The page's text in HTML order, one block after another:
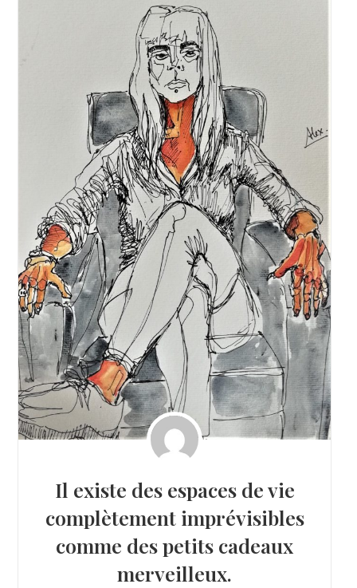
Il existe des espaces de vie
complètement imprévisibles
comme des petits cadeaux
merveilleux.